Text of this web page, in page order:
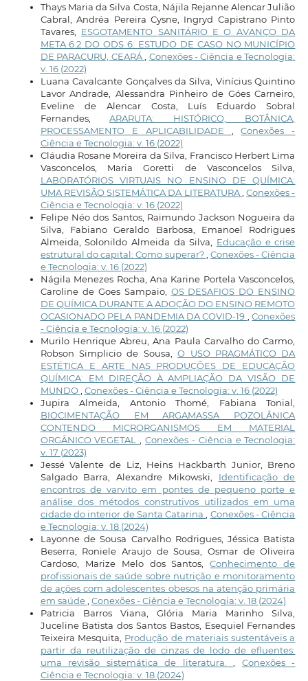
Thays Maria da Silva Costa, Nájila Rejanne Alencar Julião
Cabral, Andréa Pereira Cysne, Ingryd Capistrano Pinto
Tavares, ESGOTAMENTO SANITÁRIO E O AVANÇO DA
META 6.2 DO ODS 6: ESTUDO DE CASO NO MUNICÍPIO
DE PARACURU, CEARÁ
Conexões - Ciência e Tecnologia:
v. 16 (2022)
Luana Cavalcante Gonçalves da Silva, Vinícius Quintino
Lavor Andrade, Alessandra Pinheiro de Góes Carneiro,
Eveline de Alencar Costa, Luís Eduardo Sobral
Fernandes,ARARUTA: HISTÓRICO, BOTÂNICA,
PROCESSAMENTO E APLICABILIDADE
,Conexões -
Ciência e Tecnologia: v. 16 (2022)
Cláudia Rosane Moreira da Silva, Francisco Herbert Lima
Vasconcelos, Maria Goretti de Vasconcelos Silva,
LABORATÓRIOS VIRTUAIS NO ENSINO DE QUÍMICA:
UMA REVISÃO SISTEMÁTICA DA LITERATURA ,Conexões -
Ciência e Tecnologia: v. 16 (2022)
Felipe Néo dos Santos, Raimundo Jackson Nogueira da
Silva, Fabiano Geraldo Barbosa, Emanoel Rodrigues
Almeida, Solonildo Almeida da Silva, Educação e crise
estrutural do capital: Como superar? Conexões - Ciência
e Tecnologia: v. 16 (2022)
Nágila Menezes Rocha, Ana Karine Portela Vasconcelos,
Caroline de Goes Sampaio, OS DESAFIOS DO ENSINO
DE QUÍMICA DURANTE A ADOÇÃO DO ENSINO REMOTO
OCASIONADO PELA PANDEMIA DA COVID-19
,Conexões
- Ciência e Tecnologia: v. 16 (2022)
Murilo Henrique Abreu, Ana Paula Carvalho do Carmo,
Robson Simplicio de Sousa,O USO PRAGMÁTICO DA
ESTÉTICA E ARTE NAS PRODUÇÕES DE EDUCAÇÃO
QUÍMICA: EM DIREÇÃO À AMPLIAÇÃO DA VISÃO DE
MUNDO Conexões - Ciência e Tecnologia: v. 16 (2022)
Jupira Almeida, Antonio Thomé, Fabiana Tonial,
BIOCIMENTAÇÃO EM ARGAMASSA POZOLÂNICA
CONTENDO MICRORGANISMOS EM MATERIAL
ORGÂNICO VEGETAL
,Conexões - Ciência e Tecnologia:
v. 17 (2023)
Jessé Valente de Liz, Heins Hackbarth Junior, Breno
Salgado Barra, Alexandre Mikowski, Identificação de
encontros de varvito em pontes de pequeno porte e
análise dos métodos construtivos utilizados em uma
cidade do interior de Santa Catarina
Conexões - Ciência
e Tecnologia: v. 18 (2024)
Layonne de Sousa Carvalho Rodrigues, Jéssica Batista
Beserra, Roniele Araujo de Sousa, Osmar de Oliveira
Cardoso, Marize Melo dos Santos,Conhecimento de
profissionais de saúde sobre nutrição e monitoramento
de ações com adolescentes obesos na atenção primária
em saúde Conexões - Ciência e Tecnologia: v. 18 (2024)
Patricia Barros Viana, Glória Maria Marinho Silva,
Juceline Batista dos Santos Bastos, Esequiel Fernandes
Teixeira Mesquita, Produção de materiais sustentáveis a
partir da reutilização de cinzas de lodo de efluentes:
uma revisão sistemática de literatura.
Conexões -
Ciência e Tecnologia: v. 18 (2024)